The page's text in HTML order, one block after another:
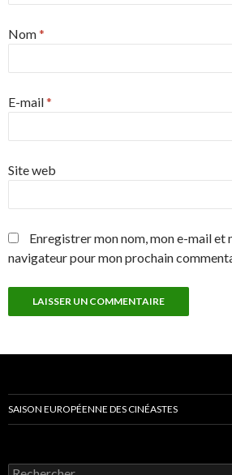
Nom*
E-mail*
Site web
Enregistrer mon nom, mon e-mail et
navigateur pour mon prochain
SAISON EUROPÉENNE DES CINÉASTES
Rechercher :